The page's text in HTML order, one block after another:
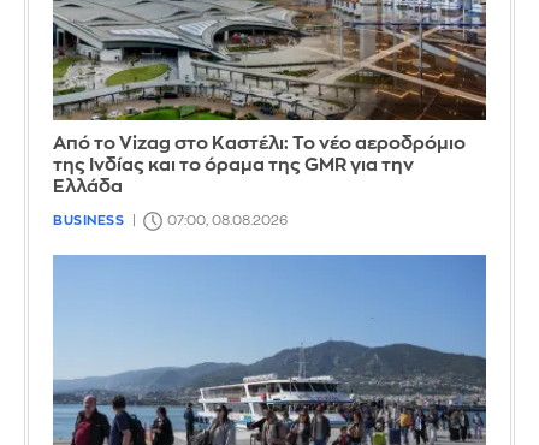
Από το Vizag στο Καστέλι: Το νέο αεροδρόμιο
της Ινδίας και το όραμα της GMR για την
Ελλάδα
BUSINESS 07:00, 08.08.2026